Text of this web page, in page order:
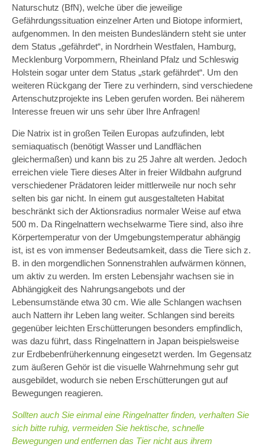
Naturschutz (BfN), welche über die jeweilige
Gefährdungssituation einzelner Arten und Biotope informiert,
aufgenommen. In den meisten Bundesländern steht sie unter
dem Status „gefährdet“, in Nordrhein Westfalen, Hamburg,
Mecklenburg Vorpommern, Rheinland Pfalz und Schleswig
Holstein sogar unter dem Status „stark gefährdet“. Um den
weiteren Rückgang der Tiere zu verhindern, sind verschiedene
Artenschutzprojekte ins Leben gerufen worden. Bei näherem
Interesse freuen wir uns sehr über Ihre Anfragen!
Die Natrix ist in großen Teilen Europas aufzufinden, lebt
semiaquatisch (benötigt Wasser und Landflächen
gleichermaßen) und kann bis zu 25 Jahre alt werden. Jedoch
erreichen viele Tiere dieses Alter in freier Wildbahn aufgrund
verschiedener Prädatoren leider mittlerweile nur noch sehr
selten bis gar nicht. In einem gut ausgestalteten Habitat
beschränkt sich der Aktionsradius normaler Weise auf etwa
500 m. Da Ringelnattern wechselwarme Tiere sind, also ihre
Körpertemperatur von der Umgebungstemperatur abhängig
ist, ist es von immenser Bedeutsamkeit, dass die Tiere sich z.
B. in den morgendlichen Sonnenstrahlen aufwärmen können,
um aktiv zu werden. Im ersten Lebensjahr wachsen sie in
Abhängigkeit des Nahrungsangebots und der
Lebensumstände etwa 30 cm. Wie alle Schlangen wachsen
auch Nattern ihr Leben lang weiter. Schlangen sind bereits
gegenüber leichten Erschütterungen besonders empfindlich,
was dazu führt, dass Ringelnattern in Japan beispielsweise
zur Erdbebenfrüherkennung eingesetzt werden. Im Gegensatz
zum äußeren Gehör ist die visuelle Wahrnehmung sehr gut
ausgebildet, wodurch sie neben Erschütterungen gut auf
Bewegungen reagieren.
Sollten auch Sie einmal eine Ringelnatter finden, verhalten Sie
sich bitte ruhig, vermeiden Sie hektische, schnelle
Bewegungen und entfernen das Tier nicht aus ihrem